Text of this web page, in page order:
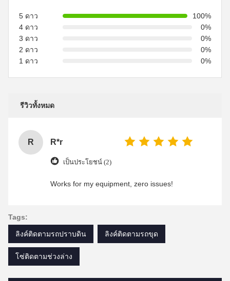
5 ดาว
100%
4 ดาว
0%
3 ดาว
0%
2 ดาว
0%
1 ดาว
0%
รีวิวทั้งหมด
R R*r
เป็นประโยชน์ (2)
Works for my equipment, zero issues!
Tags:
ลิงค์ติดตามรถปราบดิน ลิงค์ติดตามรถขุด
โซ่ติดตามช่วงล่าง